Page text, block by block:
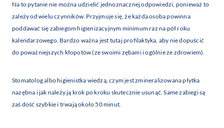
Na to pytanie nie można udzielić jednoznacznej odpowiedzi, ponieważ to
zależy od wielu czynników. Przyjmuje się, że każda osoba powinna
poddawać się zabiegom higienizacyjnym minimum raz na pół roku
kalendarzowego. Bardzo ważna jest tutaj profilaktyka, aby nie dopuścić
do poważniejszych kłopotów (ze swoimi zębami i ogólnie ze zdrowiem).
Stomatolog albo higienistka wiedzą, czym jest zmineralizowana płytka
nazębna i jak należy ją krok po kroku skutecznie usunąć. Same zabiegi są
zaś dość szybkie i trwają około 50 minut.